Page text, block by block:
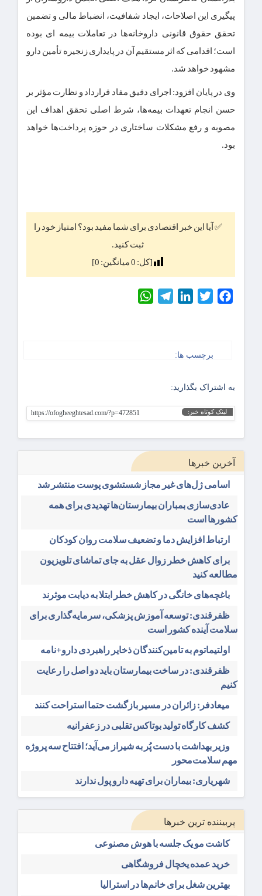
پیگیری این اصلاحات، ایجاد شفافیت، انضباط مالی و تضمین
تحقق حقوق قانونی داروخانه‌ها در تعاملات بیمه ای بوده
است؛ اقدامی که اثر مستقیم آن در پایداری زنجیره تأمین دارو
مشهود خواهد شد.
وی در پایان افزود: اجرای دقیق مفاد قرارداد و نظارت مؤثر بر
حسن انجام تعهدات بیمه‌ها، شرط اصلی تحقق اهداف این
مصوبه و رفع مشکلات ساختاری در حوزه پرداخت‌ها خواهد
بود.
✅ آیا این خبر اقتصادی برای شما مفید بود؟ امتیاز خود را
ثبت کنید.
[کل: 0میانگین: 0
]
Facebook
Twitter
LinkedIn
Telegram
برچسب ها:
به اشتراک بگذارید:
لینک کوتاه خبر: https://ofogheeghtesad.com/?p=472851
آخرین خبرها
اسامی ژل‌های غیر مجاز شستشوی پوست منتشر شد
عادی‌سازی بمباران بیمارستان‌ها تهدیدی برای همه
کشورها است
ارتباط افزایش دما و تضعیف سلامت روان کودکان
برای کاهش خطر زوال عقل به جای تماشای تلویزیون
مطالعه کنید
باغچه‌های خانگی در کاهش خطر ابتلا به دیابت موثرند
ظفرقندی: توسعه آموزش پزشکی، سرمایه‌گذاری برای
سلامت آینده کشور است
اولتیماتوم به تامین‌کنندگان ذخایر راهبردی دارو+نامه
ظفرقندی: در ساخت بیمارستان باید دو اصل را رعایت
کنیم
میعادفر: زائران در مسیر بازگشت حتما استراحت کنند
کشف کارگاه تولید بوتاکس تقلبی در زعفرانیه
وزیر بهداشت با دست پُر به شیراز می‌آید؛ افتتاح سه پروژه
مهم سلامت‌محور
شهریاری: بیماران برای تهیه دارو پول ندارند
پربیننده ترین خبرها
کاشت مو یک جلسه با هوش مصنوعی
خرید عمده یخچال فروشگاهی
بهترین شغل برای خانم‌ها در استرالیا